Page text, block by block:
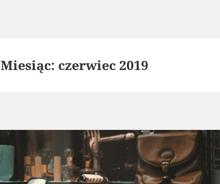
Miesiąc: czerwiec 2019